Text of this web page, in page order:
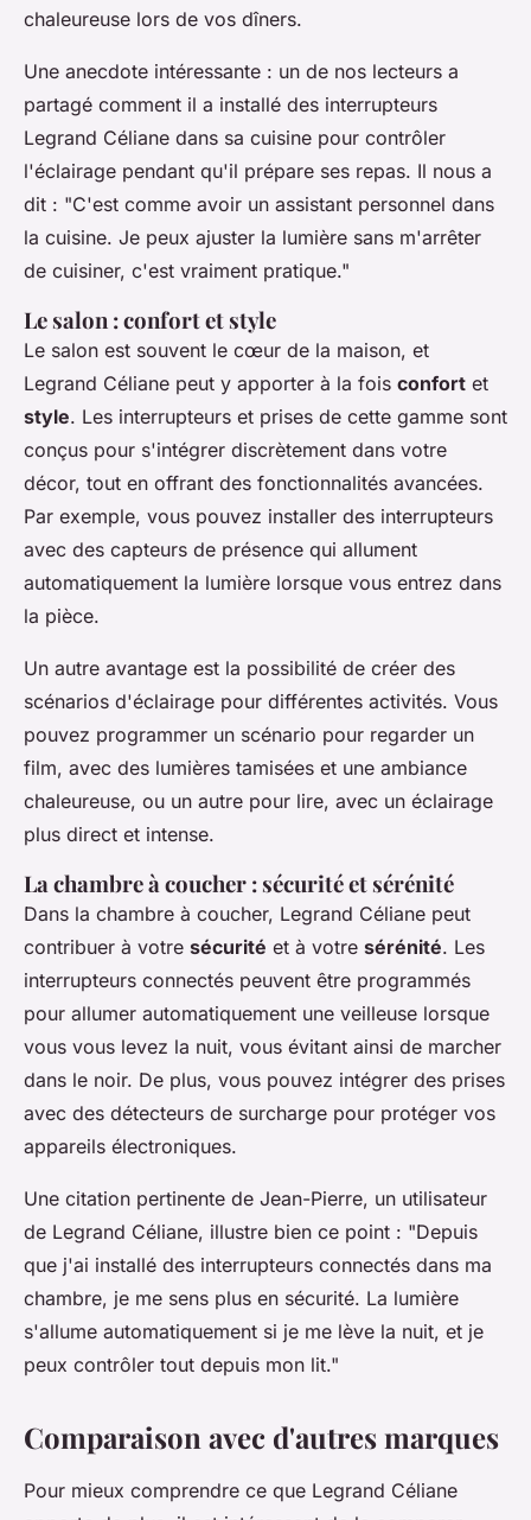
chaleureuse lors de vos dîners.
Une anecdote intéressante : un de nos lecteurs a
partagé comment il a installé des interrupteurs
Legrand Céliane dans sa cuisine pour contrôler
l'éclairage pendant qu'il prépare ses repas. Il nous a
dit : "C'est comme avoir un assistant personnel dans
la cuisine. Je peux ajuster la lumière sans m'arrêter
de cuisiner, c'est vraiment pratique."
Le salon : confort et style
Le salon est souvent le cœur de la maison, et
Legrand Céliane peut y apporter à la fois confort et
style. Les interrupteurs et prises de cette gamme sont
conçus pour s'intégrer discrètement dans votre
décor, tout en offrant des fonctionnalités avancées.
Par exemple, vous pouvez installer des interrupteurs
avec des capteurs de présence qui allument
automatiquement la lumière lorsque vous entrez dans
la pièce.
Un autre avantage est la possibilité de créer des
scénarios d'éclairage pour différentes activités. Vous
pouvez programmer un scénario pour regarder un
film, avec des lumières tamisées et une ambiance
chaleureuse, ou un autre pour lire, avec un éclairage
plus direct et intense.
La chambre à coucher : sécurité et sérénité
Dans la chambre à coucher, Legrand Céliane peut
contribuer à votre sécurité et à votre sérénité. Les
interrupteurs connectés peuvent être programmés
pour allumer automatiquement une veilleuse lorsque
vous vous levez la nuit, vous évitant ainsi de marcher
dans le noir. De plus, vous pouvez intégrer des prises
avec des détecteurs de surcharge pour protéger vos
appareils électroniques.
Une citation pertinente de Jean-Pierre, un utilisateur
de Legrand Céliane, illustre bien ce point : "Depuis
que j'ai installé des interrupteurs connectés dans ma
chambre, je me sens plus en sécurité. La lumière
s'allume automatiquement si je me lève la nuit, et je
peux contrôler tout depuis mon lit."
Comparaison avec d'autres marques
Pour mieux comprendre ce que Legrand Céliane